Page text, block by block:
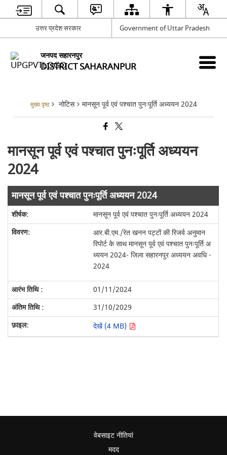
उत्तर प्रदेश सरकार Government of Uttar Pradesh
जनपद सहारनपुर
DISTRICT SAHARANPUR
मुख्य पृष्ठ नोटिस मानसून पूर्व एवं पश्चात पुनःपूर्ति अध्ययन 2024
मानसून पूर्व एवं पश्चात पुनःपूर्ति अध्ययन
2024
मानसून पूर्व एवं पश्चात पुनःपूर्ति अध्ययन 2024
मानसून पूर्व एवं पश्चात पुनःपूर्ति अध्ययन 2024
आर.बी.एम./रेत खनन पट्टों की रिजर्व अनुमान
रिपोर्ट के साथ मानसून पूर्व एवं पश्चात पुनःपूर्ति अ
ध्ययन 2024- जिला सहारनपुर अध्ययन अवधि -
2024
01/11/2024
31/10/2029
देखें (4 MB)
वेबसाइट नीतियां
मदद